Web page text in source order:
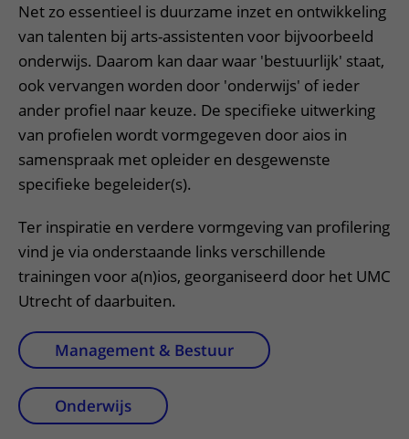
Net zo essentieel is duurzame inzet en ontwikkeling
van talenten bij arts-assistenten voor bijvoorbeeld
onderwijs. Daarom kan daar waar 'bestuurlijk' staat,
ook vervangen worden door 'onderwijs' of ieder
ander profiel naar keuze. De specifieke uitwerking
van profielen wordt vormgegeven door aios in
samenspraak met opleider en desgewenste
specifieke begeleider(s).
Ter inspiratie en verdere vormgeving van profilering
vind je via onderstaande links verschillende
trainingen voor a(n)ios, georganiseerd door het UMC
Utrecht of daarbuiten.
Management & Bestuur
Onderwijs